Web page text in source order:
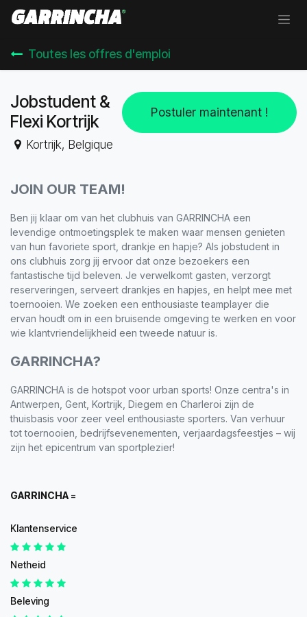
Se rendre au contenu
Toutes les offres d'emploi
Postuler maintenant !
Jobstudent &
Flexi Kortrijk
Kortrijk, Belgique
JOIN OUR TEAM!
Ben jij klaar om van het clubhuis van GARRINCHA een
levendige ontmoetingsplek te maken waar mensen genieten
van hun favoriete sport, drankje en hapje? Als jobstudent in
ons clubhuis zorg jij ervoor dat onze bezoekers een
fantastische tijd beleven. Je verwelkomt gasten, verzorgt
reserveringen, serveert drankjes en hapjes, en helpt mee met
toernooien. We zoeken een enthousiaste teamplayer die
ervan houdt om in een bruisende omgeving te werken en voor
wie klantvriendelijkheid een tweede natuur is.
GARRINCHA?
GARRINCHA is de hotspot voor urban sports! Onze centra's in
Antwerpen, Gent, Kortrijk, Diegem en Charleroi zijn de
thuisbasis voor zeer veel enthousiaste sporters. Van verhuur
tot toernooien, bedrijfsevenementen, verjaardagsfeestjes – wij
zijn het epicentrum van sportplezier!
GARRINCHA =
Klantenservice
Netheid
Beleving